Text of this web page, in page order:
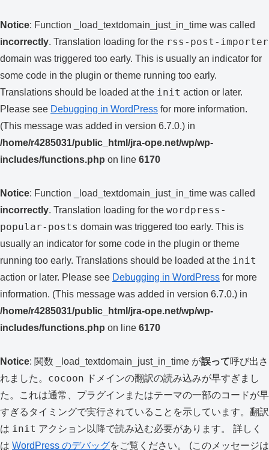
Notice: Function _load_textdomain_just_in_time was called
incorrectly. Translation loading for the rss-post-importer
domain was triggered too early. This is usually an indicator for
some code in the plugin or theme running too early.
Translations should be loaded at the init action or later.
Please see Debugging in WordPress for more information.
(This message was added in version 6.7.0.) in
/home/r4285031/public_html/jra-ope.net/wp/wp-
includes/functions.php on line 6170
Notice: Function _load_textdomain_just_in_time was called
incorrectly. Translation loading for the wordpress-
popular-posts domain was triggered too early. This is
usually an indicator for some code in the plugin or theme
running too early. Translations should be loaded at the init
action or later. Please see Debugging in WordPress for more
information. (This message was added in version 6.7.0.) in
/home/r4285031/public_html/jra-ope.net/wp/wp-
includes/functions.php on line 6170
Notice: 関数 _load_textdomain_just_in_time が誤って呼び出さ
れました。 cocoon ドメインの翻訳の読み込みが早すぎまし
た。これは通常、プラグインまたはテーマの一部のコードが早
すぎるタイミングで実行されていることを示しています。翻訳
は init アクション以降で読み込む必要があります。 詳しく
は WordPress のデバッグをご覧ください。 (このメッセージは